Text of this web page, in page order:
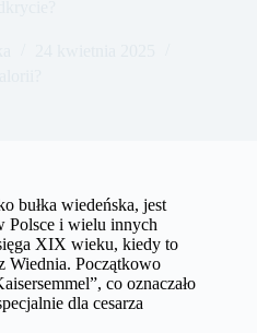
bułka wiedeńska, jest
Polsce i wielu innych
XIX wieku, kiedy to
Wiednia. Początkowo
co oznaczało
dla cesarza